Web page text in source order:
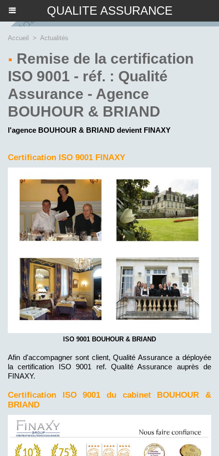
QUALITE ASSURANCE
Accueil > Actualités
Remise de la certification
ISO 9001 - réf. : Qualité
Assurance - Agence
BOUHOUR & BRIAND
l'agence BOUHOUR & BRIAND devient FINAXY
Certification ISO 9001 FINAXY
ISO 9001 BOUHOUR & BRIAND
Afin d'accompagner sont client, Qualité Assurance a déployée
la certification ISO 9001 ref. Qualité Assurance auprès de
FINAXY.
Certification ISO 9001 du cabinet BOUHOUR &
BRIAND